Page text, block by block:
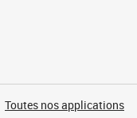
Toutes nos applications